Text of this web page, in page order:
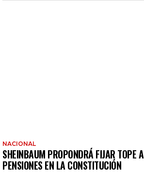
NACIONAL
SHEINBAUM PROPONDRÁ FIJAR TOPE A
PENSIONES EN LA CONSTITUCIÓN